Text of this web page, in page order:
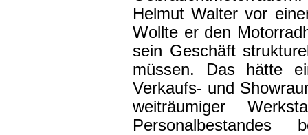
Helmut Walter vor
Wollte er den
sein Geschäft
müssen. Das hätte
Verkaufs- und
weiträumiger